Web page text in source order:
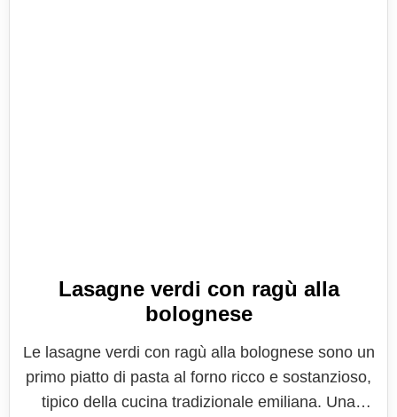
Lasagne verdi con ragù alla
bolognese
Le lasagne verdi con ragù alla bolognese sono un
primo piatto di pasta al forno ricco e sostanzioso,
tipico della cucina tradizionale emiliana. Una